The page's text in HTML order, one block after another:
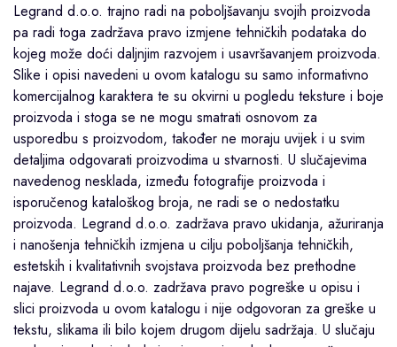
Legrand d.o.o. trajno radi na poboljšavanju svojih proizvoda
pa radi toga zadržava pravo izmjene tehničkih podataka do
kojeg može doći daljnjim razvojem i usavršavanjem proizvoda.
Slike i opisi navedeni u ovom katalogu su samo informativno
komercijalnog karaktera te su okvirni u pogledu teksture i boje
proizvoda i stoga se ne mogu smatrati osnovom za
usporedbu s proizvodom, također ne moraju uvijek i u svim
detaljima odgovarati proizvodima u stvarnosti. U slučajevima
navedenog nesklada, između fotografije proizvoda i
isporučenog kataloškog broja, ne radi se o nedostatku
proizvoda. Legrand d.o.o. zadržava pravo ukidanja, ažuriranja
i nanošenja tehničkih izmjena u cilju poboljšanja tehničkih,
estetskih i kvalitativnih svojstava proizvoda bez prethodne
najave. Legrand d.o.o. zadržava pravo pogreške u opisu i
slici proizvoda u ovom katalogu i nije odgovoran za greške u
tekstu, slikama ili bilo kojem drugom dijelu sadržaja. U slučaju